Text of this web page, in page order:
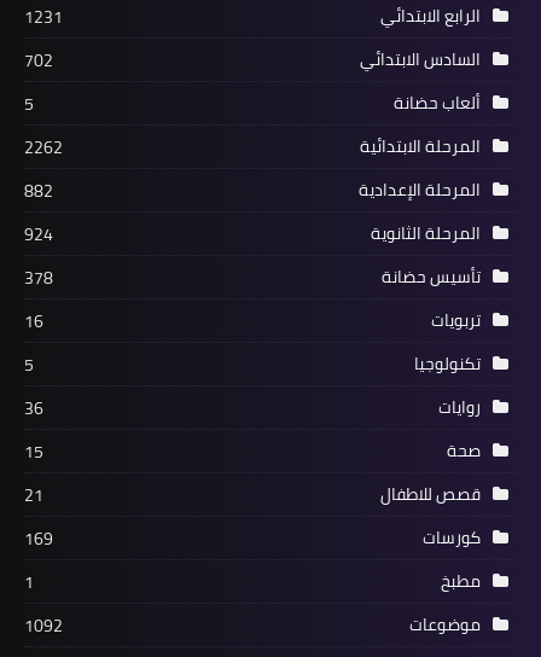
الرابع الابتدائي
1231
السادس الابتدائي
702
ألعاب حضانة
5
المرحلة الابتدائية
2262
المرحلة الإعدادية
882
المرحلة الثانوية
924
تأسيس حضانة
378
تربويات
16
تكنولوجيا
5
روايات
36
صحة
15
قصص للاطفال
21
كورسات
169
مطبخ
1
موضوعات
1092